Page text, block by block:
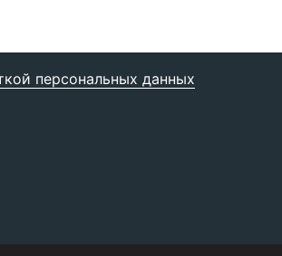
персональных данных